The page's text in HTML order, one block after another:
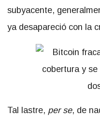
subyacente,
ya desapareció con la
Tal lastre, per se, de